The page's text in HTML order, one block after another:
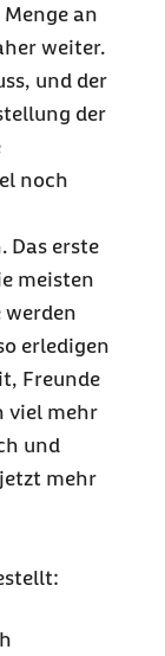
an
weiter.
und der
der
noch
Das erste
meisten
werden
erledigen
Freunde
viel mehr
und
mehr